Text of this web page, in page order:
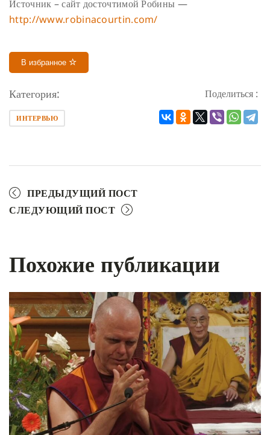
Источник – сайт досточтимой Робины —
http://www.robinacourtin.com/
В избранное
Категория:
ИНТЕРВЬЮ
Поделиться :
ПРЕДЫДУЩИЙ ПОСТ
СЛЕДУЮЩИЙ ПОСТ
Похожие публикации